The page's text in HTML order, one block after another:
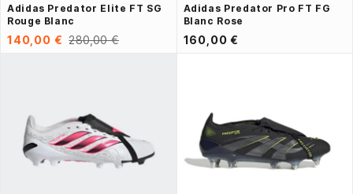
Adidas Predator Elite FT SG
Rouge Blanc
140,00 € 280,00 €
Adidas Predator Pro FT FG
Blanc Rose
160,00 €